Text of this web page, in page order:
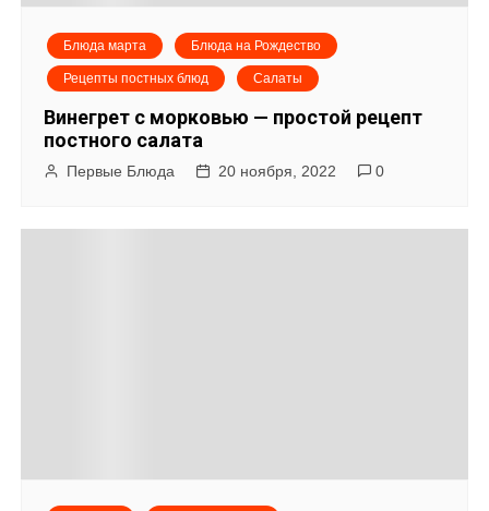
Блюда марта Блюда на Рождество
Рецепты постных блюд Салаты
Винегрет с морковью — простой рецепт
постного салата
Первые Блюда 20 ноября, 2022 0